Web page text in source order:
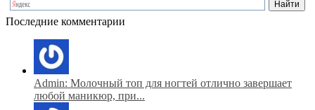
Последние комментарии
Admin: Молочный топ для ногтей отлично завершает
любой маникюр, при...